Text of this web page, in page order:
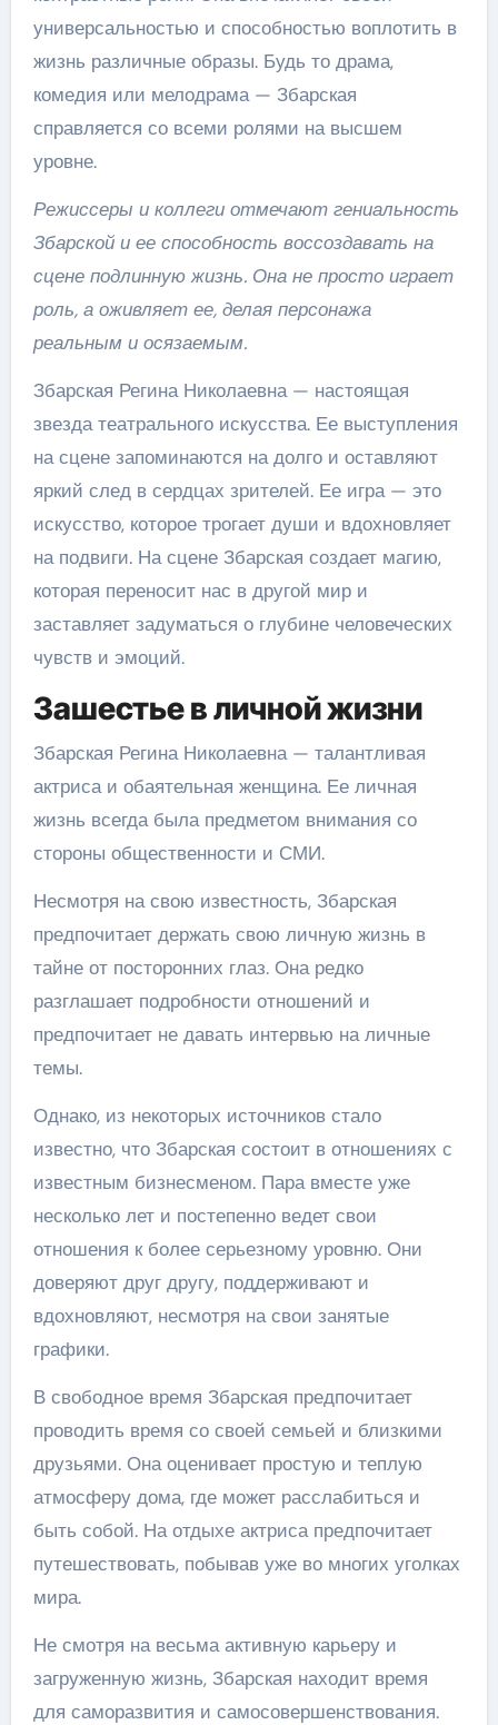
универсальностью и способностью воплотить в
жизнь различные образы. Будь то драма,
комедия или мелодрама — Збарская
справляется со всеми ролями на высшем
уровне.
Режиссеры и коллеги отмечают гениальность
Збарской и ее способность воссоздавать на
сцене подлинную жизнь. Она не просто играет
роль, а оживляет ее, делая персонажа
реальным и осязаемым.
Збарская Регина Николаевна — настоящая
звезда театрального искусства. Ее выступления
на сцене запоминаются на долго и оставляют
яркий след в сердцах зрителей. Ее игра — это
искусство, которое трогает души и вдохновляет
на подвиги. На сцене Збарская создает магию,
которая переносит нас в другой мир и
заставляет задуматься о глубине человеческих
чувств и эмоций.
Зашестье в личной жизни
Збарская Регина Николаевна — талантливая
актриса и обаятельная женщина. Ее личная
жизнь всегда была предметом внимания со
стороны общественности и СМИ.
Несмотря на свою известность, Збарская
предпочитает держать свою личную жизнь в
тайне от посторонних глаз. Она редко
разглашает подробности отношений и
предпочитает не давать интервью на личные
темы.
Однако, из некоторых источников стало
известно, что Збарская состоит в отношениях с
известным бизнесменом. Пара вместе уже
несколько лет и постепенно ведет свои
отношения к более серьезному уровню. Они
доверяют друг другу, поддерживают и
вдохновляют, несмотря на свои занятые
графики.
В свободное время Збарская предпочитает
проводить время со своей семьей и близкими
друзьями. Она оценивает простую и теплую
атмосферу дома, где может расслабиться и
быть собой. На отдыхе актриса предпочитает
путешествовать, побывав уже во многих уголках
мира.
Не смотря на весьма активную карьеру и
загруженную жизнь, Збарская находит время
для саморазвития и самосовершенствования.